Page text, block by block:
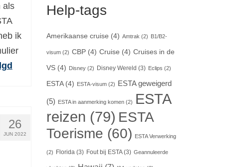
als
ik
26
JUN 2022
Help-tags
Amerikaanse cruise (4) Amtrak (2) B1/B2-
visum(2) CBP(4) Cruise (4) Cruises in de
VS(4) Disney(2) Disney Wereld (3) Eclips (2)
ESTA(4) ESTA-visum(2) ESTA geweigerd
(5) ESTA in aanmerking komen(2)
ESTA
reizen (79) ESTA
Toerisme (60) ESTA Verwerking
(2) Florida(3) Fout bij ESTA(3) Geannuleerde